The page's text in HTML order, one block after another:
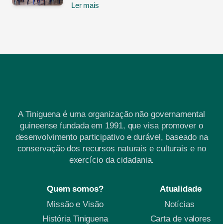
Ler mais
A Tiniguena é uma organização não governamental
guineense fundada em 1991, que visa promover o
desenvolvimento participativo e durável, baseado na
conservação dos recursos naturais e culturais e no
exercício da cidadania.
Quem somos?
Missão e Visão
História Tiniguena
Atualidade
Notícias
Carta de valores